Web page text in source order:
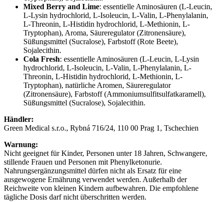
Mixed Berry and Lime: essentielle Aminosäuren (L-Leucin,
L-Lysin hydrochlorid, L-Isoleucin, L-Valin, L-Phenylalanin,
L-Threonin, L-Histidin hydrochlorid, L-Methionin, L-
Tryptophan), Aroma, Säureregulator (Zitronensäure),
Süßungsmittel (Sucralose), Farbstoff (Rote Beete),
Sojalecithin.
Cola Fresh: essentielle Aminosäuren (L-Leucin, L-Lysin
hydrochlorid, L-Isoleucin, L-Valin, L-Phenylalanin, L-
Threonin, L-Histidin hydrochlorid, L-Methionin, L-
Tryptophan), natürliche Aromen, Säureregulator
(Zitronensäure), Farbstoff (Ammoniumsulfitsulfatkaramell),
Süßungsmittel (Sucralose), Sojalecithin.
Händler:
Green Medical s.r.o., Rybná 716/24, 110 00 Prag 1, Tschechien
Warnung:
Nicht geeignet für Kinder, Personen unter 18 Jahren, Schwangere,
stillende Frauen und Personen mit Phenylketonurie.
Nahrungsergänzungsmittel dürfen nicht als Ersatz für eine
ausgewogene Ernährung verwendet werden. Außerhalb der
Reichweite von kleinen Kindern aufbewahren. Die empfohlene
tägliche Dosis darf nicht überschritten werden.